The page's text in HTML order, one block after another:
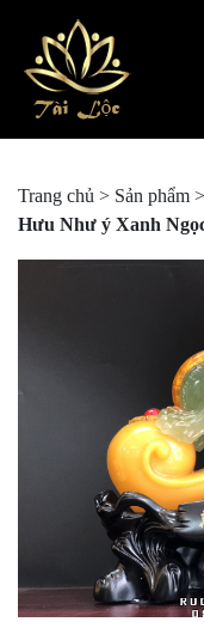
Trang chủ > Sản phẩm >
Hưu Như ý Xanh